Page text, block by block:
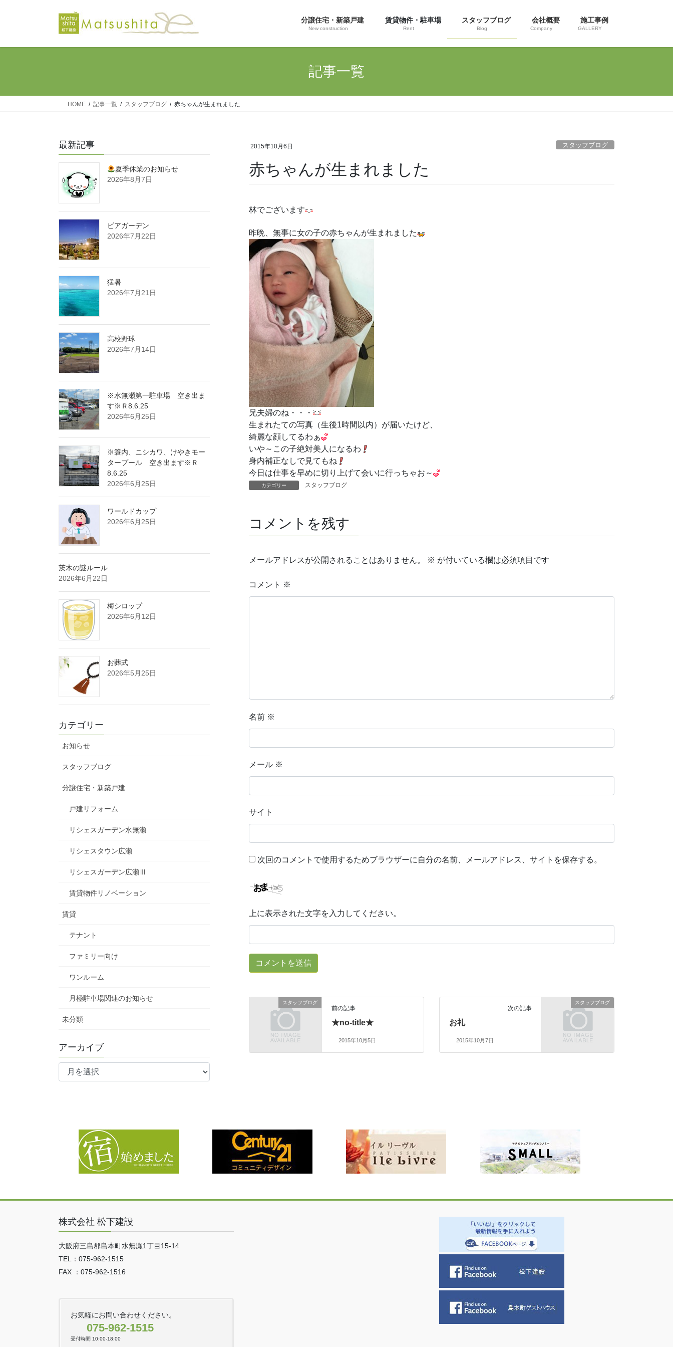
分譲住宅・新築戸建
New construction
賃貸物件・駐車場
Rent
スタッフブログ
Blog
会社概要
Company
施工事例
GALLERY
記事一覧
HOME 記事一覧 スタッフブログ 赤ちゃんが生まれました
2015年10月6日 スタッフブログ
赤ちゃんが生まれました
林でございます
昨晩、無事に女の子の赤ちゃんが生まれました
兄夫婦のね・・・
生まれたての写真（生後1時間以内）が届いたけど、
綺麗な顔してるわぁ
いや～この子絶対美人になるわ
身内補正なしで見てもね
今日は仕事を早めに切り上げて会いに行っちゃお～
カテゴリー スタッフブログ
コメントを残す
メールアドレスが公開されることはありません。 ※ が付いている欄は必須項目です
コメント ※
名前 ※
メール ※
サイト
次回のコメントで使用するためブラウザーに自分の名前、メールアドレス、サイトを保存する。
上に表示された文字を入力してください。
スタッフブログ
前の記事
★no-title★
2015年10月5日
スタッフブログ
次の記事
お礼
2015年10月7日
最新記事
夏季休業のお知らせ
2026年8月7日
ビアガーデン
2026年7月22日
猛暑
2026年7月21日
高校野球
2026年7月14日
※水無瀬第一駐車場 空き出ま
す※Ｒ8.6.25
2026年6月25日
※簑内、ニシカワ、けやきモー
タープール 空き出ます※Ｒ
8.6.25
2026年6月25日
ワールドカップ
2026年6月25日
茨木の謎ルール
2026年6月22日
梅シロップ
2026年6月12日
お葬式
2026年5月25日
カテゴリー
お知らせ
スタッフブログ
分譲住宅・新築戸建
戸建リフォーム
リシェスガーデン水無瀬
リシェスタウン広瀬
リシェスガーデン広瀬Ⅲ
賃貸物件リノベーション
賃貸
テナント
ファミリー向け
ワンルーム
月極駐車場関連のお知らせ
未分類
アーカイブ
ア
株式会社 松下建設
大阪府三島郡島本町水無瀬1丁目15-14
TEL：075-962-1515
FAX ：075-962-1516
お気軽にお問い合わせください。
075-962-1515
受付時間 10:00-18:00